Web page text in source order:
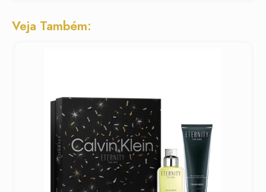
Veja Também: